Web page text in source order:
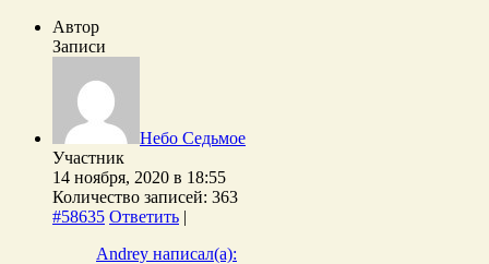
Автор
Записи
Небо Седьмое
Участник
14 ноября, 2020 в 18:55
Количество записей: 363
#58635 Ответить |
Andrey написал(а):